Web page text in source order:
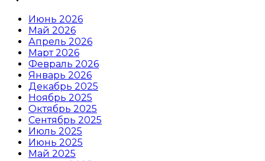
Июнь 2026
Май 2026
Апрель 2026
Март 2026
Февраль 2026
Январь 2026
Декабрь 2025
Ноябрь 2025
Октябрь 2025
Сентябрь 2025
Июль 2025
Июнь 2025
Май 2025